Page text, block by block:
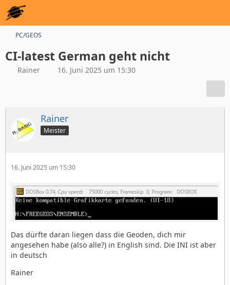
PC/GEOS
CI-latest German geht nicht
Rainer 16. Juni 2025 um 15:30
Rainer
Meister
16. Juni 2025 um 15:30
Das dürfte daran liegen dass die Geoden, dich mir
angesehen habe (also alle?) in English sind. Die INI ist aber
in deutsch
Rainer